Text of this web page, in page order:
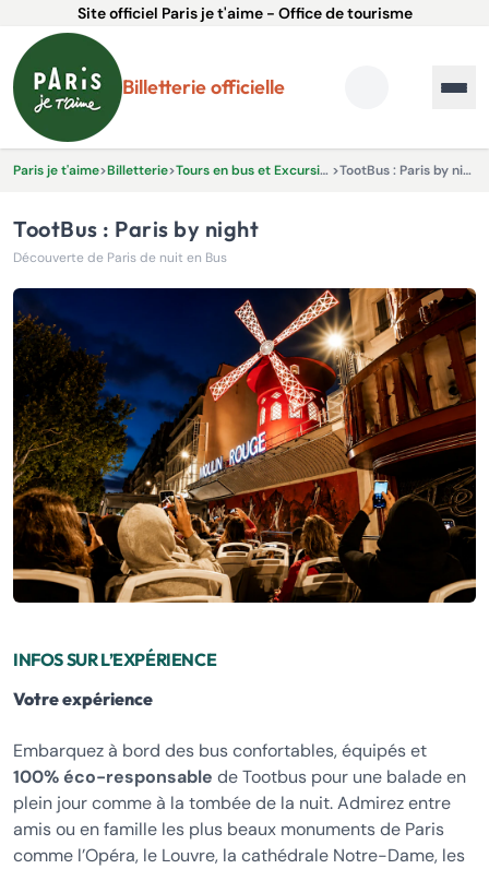
Site officiel Paris je t'aime - Office de tourisme
Billetterie officielle
Paris je t'aime>Billetterie> Tours en bus et Excursions > TootBus : Paris by night
TootBus : Paris by night
Découverte de Paris de nuit en Bus
INFOS SUR L’EXPÉRIENCE
Votre expérience
Embarquez à bord des bus confortables, équipés et
100% éco-responsable de Tootbus pour une balade en
plein jour comme à la tombée de la nuit. Admirez entre
amis ou en famille les plus beaux monuments de Paris
comme l’Opéra, le Louvre, la cathédrale Notre-Dame, les